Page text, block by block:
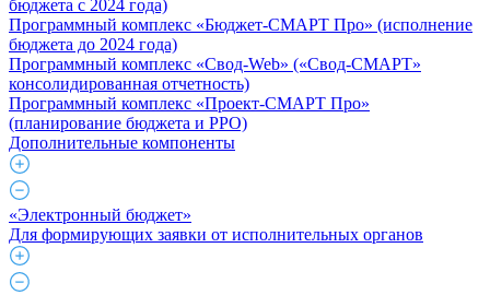
бюджета с 2024 года)
Программный комплекс «Бюджет-СМАРТ Про» (исполнение
бюджета до 2024 года)
Программный комплекс «Свод-Web» («Свод-СМАРТ»
консолидированная отчетность)
Программный комплекс «Проект-СМАРТ Про»
(планирование бюджета и РРО)
Дополнительные компоненты
«Электронный бюджет»
Для формирующих заявки от исполнительных органов